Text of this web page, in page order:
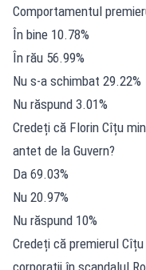
Comportamentul
În bine 10.78%
În rău 56.99%
Nu s-a schimbat 29.22%
Nu răspund 3.01%
Credeți că Florin Cîțu
antet de la Guvern?
Da 69.03%
Nu 20.97%
Nu răspund 10%
Credeți că premierul
corporații în scandalul